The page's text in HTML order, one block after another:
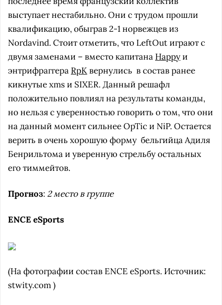
выступает нестабильно. Они с трудом прошли
квалификацию, обыграв 2-1 норвежцев из
Nordavind. Стоит отметить, что LeftOut играют с
двумя заменами – вместо капитана Happyи
энтрифраггера RpKвернулись в состав ранее
кикнутые xms и SIXER. Данный решафл
положительно повлиял на результаты команды,
но нельзя с уверенностью говорить о том, что они
на данный момент сильнее OpTiс и NiP. Остается
верить в очень хорошую форму бельгийца Адиля
Бенрильтома и уверенную стрельбу остальных
его тиммейтов.
Прогноз: 2 место в группе
ENCE eSports
(На фотографии состав ENCE eSports. Источник:
stwity.com )